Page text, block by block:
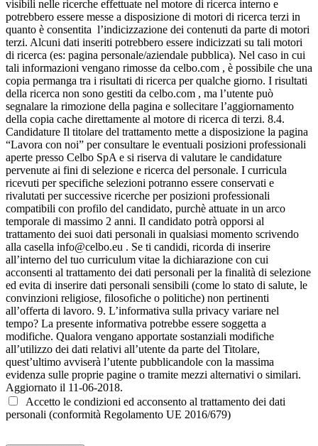
Accetto le condizioni ed acconsento al trattamento dei dati
personali (conformità Regolamento UE 2016/679)